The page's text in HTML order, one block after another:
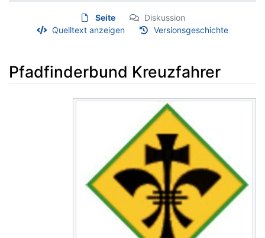
Seite
Diskussion
Quelltext anzeigen
Versionsgeschichte
Pfadfinderbund Kreuzfahrer
Navigation,Suche